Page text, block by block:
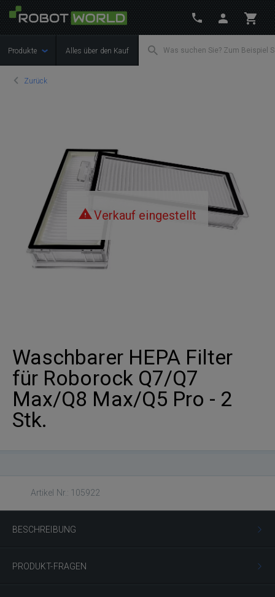
Produkte Alles über den Kauf
Zurück
Verkauf eingestellt
Waschbarer HEPA Filter
für Roborock Q7/Q7
Max/Q8 Max/Q5 Pro - 2
Stk.
Artikel Nr.: 105922
BESCHREIBUNG
PRODUKT-FRAGEN